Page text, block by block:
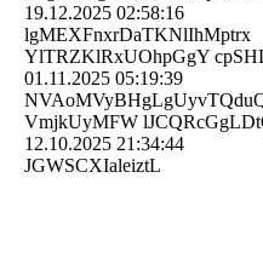
19.12.2025 02:58:16
lgMEXFnxrDaTKNlIhMptrx
YlTRZKlRxUOhpGgY
01.11.2025 05:19:39
VmjkUyMFW
12.10.2025 21:34:44
JGWSCXIaleiztL